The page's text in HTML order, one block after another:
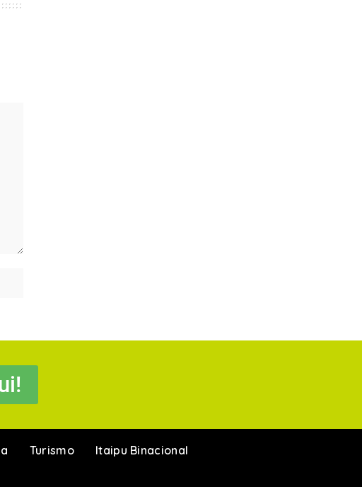
Turismo Itaipu Binacional